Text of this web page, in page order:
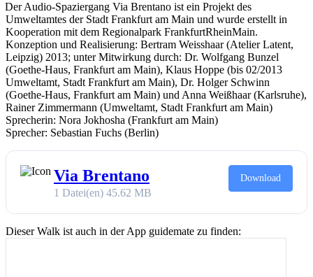
Der Audio-Spaziergang Via Brentano ist ein Projekt des
Umweltamtes der Stadt Frankfurt am Main und wurde erstellt in
Kooperation mit dem Regionalpark FrankfurtRheinMain.
Konzeption und Realisierung: Bertram Weisshaar (Atelier Latent,
Leipzig) 2013; unter Mitwirkung durch: Dr. Wolfgang Bunzel
(Goethe-Haus, Frankfurt am Main), Klaus Hoppe (bis 02/2013
Umweltamt, Stadt Frankfurt am Main), Dr. Holger Schwinn
(Goethe-Haus, Frankfurt am Main) und Anna Weißhaar (Karlsruhe),
Rainer Zimmermann (Umweltamt, Stadt Frankfurt am Main)
Sprecherin: Nora Jokhosha (Frankfurt am Main)
Sprecher: Sebastian Fuchs (Berlin)
Via Brentano
1 Datei(en) 45.62 MB
Download
Dieser Walk ist auch in der App guidemate zu finden: